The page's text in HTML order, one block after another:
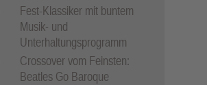
Fest-Klassiker mit buntem
Musik- und
Unterhaltungsprogramm
Crossover vom Feinsten:
Beatles Go Baroque